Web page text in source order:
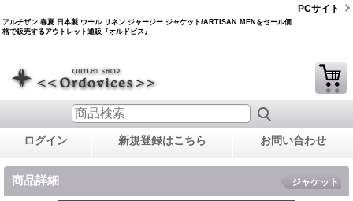
アルチザン 春夏 日本製 ウール リネン ジャージー ジャケット/ARTISAN MENをセール価
格で販売するアウトレット通販『オルドビス』
PCサイト
ログイン 新規登録はこちら お問い合わせ
商品詳細 ジャケット